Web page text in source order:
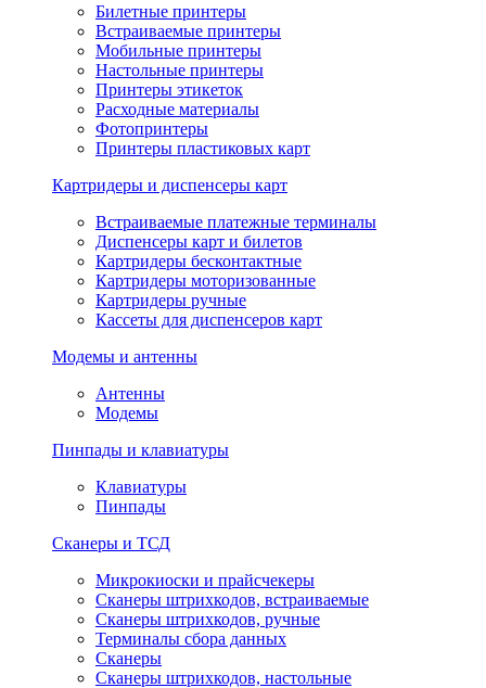
Билетные принтеры
Встраиваемые принтеры
Мобильные принтеры
Настольные принтеры
Принтеры этикеток
Расходные материалы
Фотопринтеры
Принтеры пластиковых карт
Картридеры и диспенсеры карт
Встраиваемые платежные терминалы
Диспенсеры карт и билетов
Картридеры бесконтактные
Картридеры моторизованные
Картридеры ручные
Кассеты для диспенсеров карт
Модемы и антенны
Антенны
Модемы
Пинпады и клавиатуры
Клавиатуры
Пинпады
Сканеры и ТСД
Микрокиоски и прайсчекеры
Сканеры штрихкодов, встраиваемые
Сканеры штрихкодов, ручные
Терминалы сбора данных
Сканеры
Сканеры штрихкодов, настольные